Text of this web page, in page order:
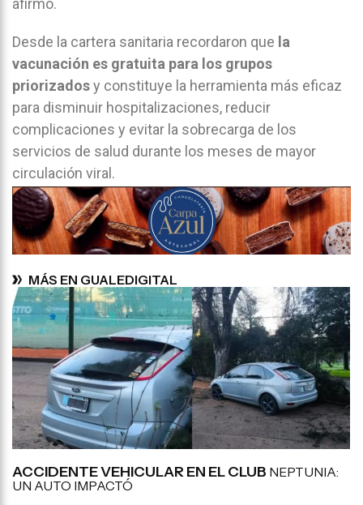
afirmó.
Desde la cartera sanitaria recordaron que la
vacunación es gratuita para los grupos
priorizadosy constituye la herramienta más eficaz
para disminuir hospitalizaciones, reducir
complicaciones y evitar la sobrecarga de los
servicios de salud durante los meses de mayor
circulación viral.
MÁS EN GUALEDIGITAL
ACCIDENTE VEHICULAR EN EL CLUB NEPTUNIA:
UN AUTO IMPACTÓ